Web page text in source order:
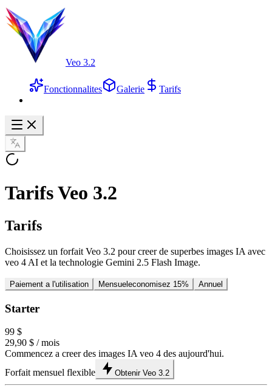
Veo 3.2
Fonctionnalites Galerie Tarifs
Tarifs Veo 3.2
Tarifs
Choisissez un forfait Veo 3.2 pour creer de superbes images IA avec
veo 4 AI et la technologie Gemini 2.5 Flash Image.
Paiement a l'utilisation Mensuel economisez 15% Annuel
Starter
99 $
29,90 $ / mois
Commencez a creer des images IA veo 4 des aujourd'hui.
Forfait mensuel flexible
Obtenir Veo 3.2